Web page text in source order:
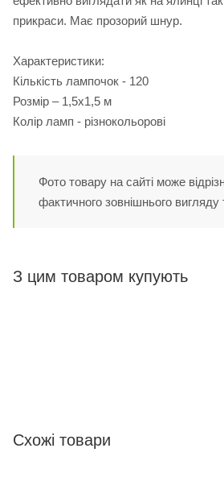
прикраси. Має прозорий шнур.
Характеристики:
Кількість лампочок - 120
Розмір – 1,5х1,5 м
Колір ламп - різнокольорові
Фото товару на сайті може
фактичного зовнішнього вигляду
З цим товаром купують
Схожі товари